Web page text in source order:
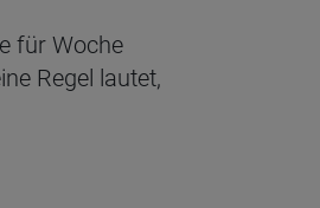
für Woche
Regel lautet,